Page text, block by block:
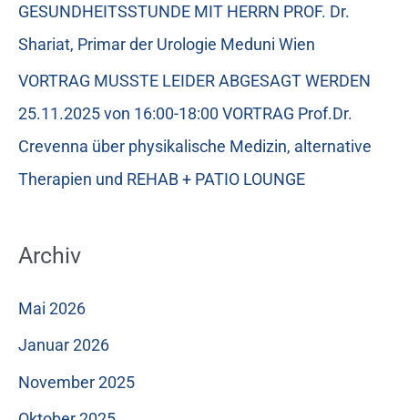
GESUNDHEITSSTUNDE MIT HERRN PROF. Dr.
Shariat, Primar der Urologie Meduni Wien
VORTRAG MUSSTE LEIDER ABGESAGT WERDEN
25.11.2025 von 16:00-18:00 VORTRAG Prof.Dr.
Crevenna über physikalische Medizin, alternative
Therapien und REHAB + PATIO LOUNGE
Archiv
Mai 2026
Januar 2026
November 2025